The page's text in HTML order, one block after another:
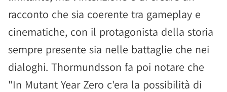
racconto che sia coerente tra gameplay e
cinematiche, con il protagonista della storia
sempre presente sia nelle battaglie che nei
dialoghi. Thormundsson fa poi notare che
"In Mutant Year Zero c'era la possibilità di